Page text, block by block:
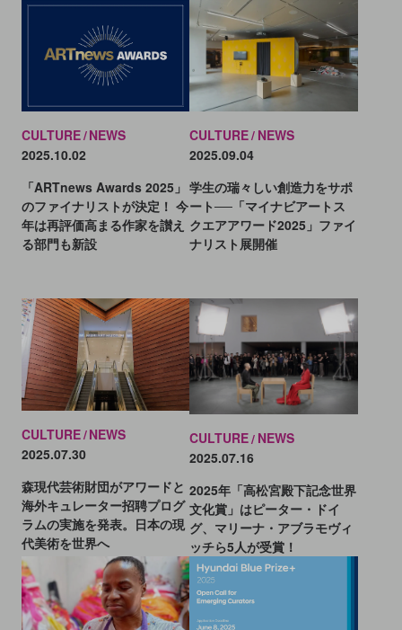
CULTURE NEWS
2025.10.02
「ARTnews Awards 2025」
のファイナリストが決定！ 今
年は再評価高まる作家を讃え
る部門も新設
CULTURE NEWS
2025.09.04
学生の瑞々しい創造力をサポ
ート──「マイナビアートス
クエアアワード2025」ファイ
ナリスト展開催
CULTURE NEWS
2025.07.30
森現代芸術財団がアワードと
海外キュレーター招聘プログ
ラムの実施を発表。日本の現
代美術を世界へ
CULTURE NEWS
2025.07.16
2025年「高松宮殿下記念世界
文化賞」はピーター・ドイ
グ、マリーナ・アブラモヴィ
ッチら5人が受賞！